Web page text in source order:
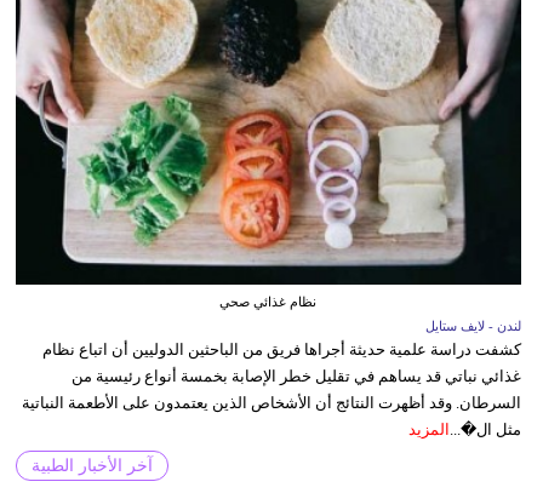
نظام غذائي صحي
لندن - لايف ستايل
كشفت دراسة علمية حديثة أجراها فريق من الباحثين الدوليين أن اتباع نظام
غذائي نباتي قد يساهم في تقليل خطر الإصابة بخمسة أنواع رئيسية من
السرطان. وقد أظهرت النتائج أن الأشخاص الذين يعتمدون على الأطعمة النباتية
مثل ال�...
المزيد
آخر الأخبار الطبية